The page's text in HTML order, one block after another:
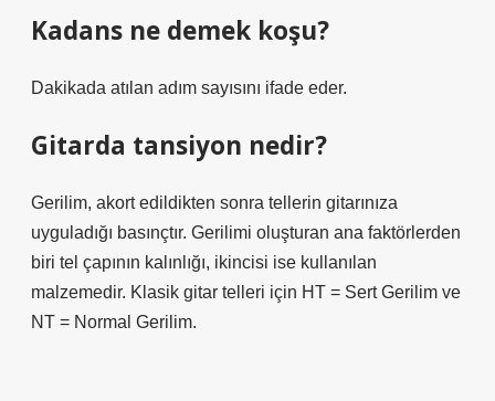
Kadans ne demek koşu?
Dakikada atılan adım sayısını ifade eder.
Gitarda tansiyon nedir?
Gerilim, akort edildikten sonra tellerin gitarınıza
uyguladığı basınçtır. Gerilimi oluşturan ana faktörlerden
biri tel çapının kalınlığı, ikincisi ise kullanılan
malzemedir. Klasik gitar telleri için HT = Sert Gerilim ve
NT = Normal Gerilim.